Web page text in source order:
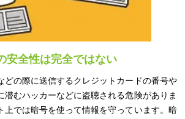
安全性は完全ではない
どの際に送信するクレジットカードの番号や
潜むハッカーなどに盗聴される危険がありま
上では暗号を使って情報を守っています。暗